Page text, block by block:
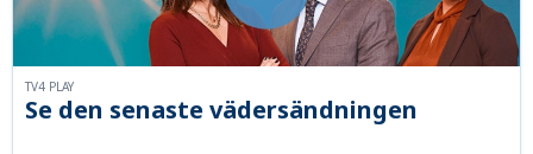
Se den senaste vädersändningen
TV4 PLAY